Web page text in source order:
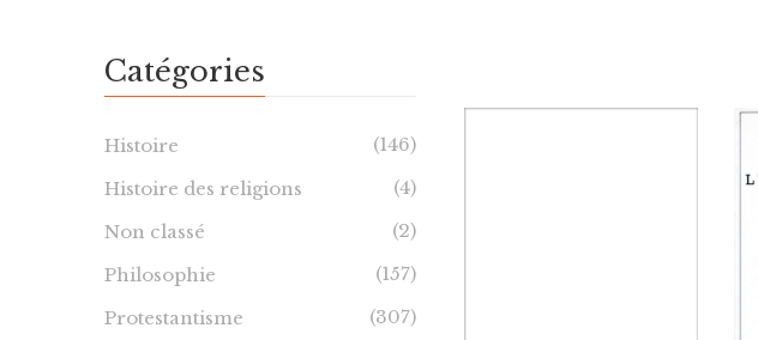
Catégories
Histoire
(146)
Histoire des religions
(4)
Non classé
(2)
Philosophie
(157)
Protestantisme
(307)